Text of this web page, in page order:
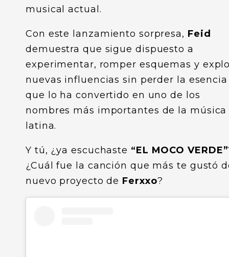
musical actual.
Con este lanzamiento sorpresa, Feid
demuestra que sigue dispuesto a
experimentar, romper esquemas y
nuevas influencias sin perder la esencia
que lo ha convertido en uno de los
nombres más importantes de la música
latina.
Y tú, ¿ya escuchaste “EL MOCO VERDE”
¿Cuál fue la canción que más te gustó
nuevo proyecto de Ferxxo?